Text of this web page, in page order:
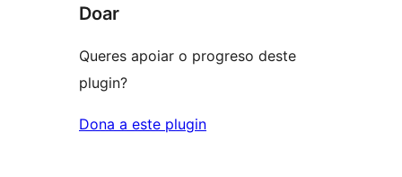
Doar
Queres apoiar o progreso deste
plugin?
Dona a este plugin